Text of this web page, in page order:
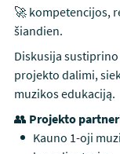
🚀 kompetencijos,
šiandien.
Diskusija
projekto dalimi,
muzikos edukaciją.
👥 Projekto
Kauno 1-oji